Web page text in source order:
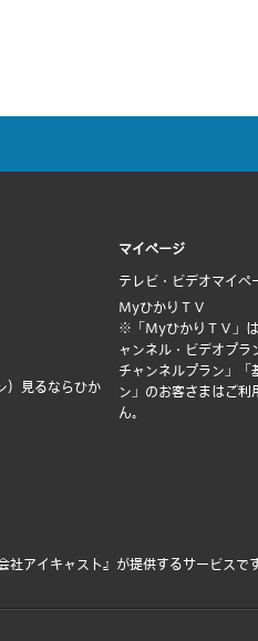
）見るならひか
マイページ
テレビ・ビデオマイペ
MyひかりＴＶ
※「MyひかりＴＶ」
ャンネル・ビデオプラ
チャンネルプラン」「
ン」のお客さまはご利
ん。
社アイキャスト』 が提供するサービスで